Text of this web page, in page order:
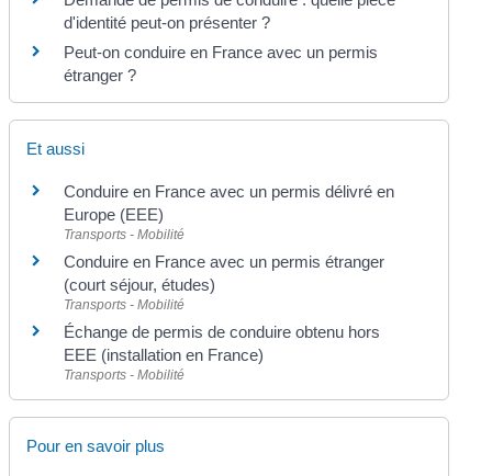
d'identité peut-on présenter ?
Peut-on conduire en France avec un permis
étranger ?
Et aussi
Conduire en France avec un permis délivré en
Europe (EEE)
Transports - Mobilité
Conduire en France avec un permis étranger
(court séjour, études)
Transports - Mobilité
Échange de permis de conduire obtenu hors
EEE (installation en France)
Transports - Mobilité
Pour en savoir plus